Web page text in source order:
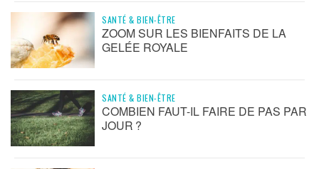
SANTÉ & BIEN-ÊTRE
ZOOM SUR LES BIENFAITS DE LA
GELÉE ROYALE
SANTÉ & BIEN-ÊTRE
COMBIEN FAUT-IL FAIRE DE PAS PAR
JOUR ?